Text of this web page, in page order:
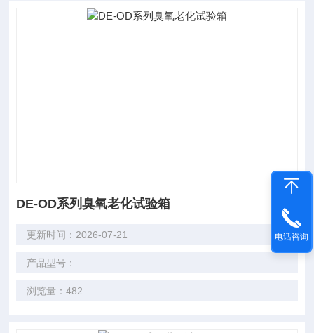
DE-OD系列臭氧老化试验箱
更新时间：2026-07-21
产品型号：
浏览量：482
电话咨询